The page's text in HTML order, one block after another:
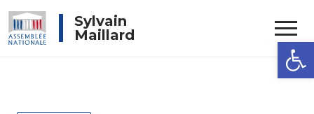
Ouvrir
Sylvain
Maillard